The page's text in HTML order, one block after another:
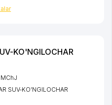
KO'NGILOCHAR
SUV-KO'NGILOCHAR